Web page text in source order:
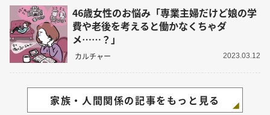
46歳女性のお悩み「専業主婦だけど娘の学
費や老後を考えると働かなくちゃダ
メ……？」
カルチャー 2023.03.12
家族・人間関係の記事をもっと見る